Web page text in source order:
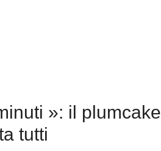
»: il plumcake
tutti